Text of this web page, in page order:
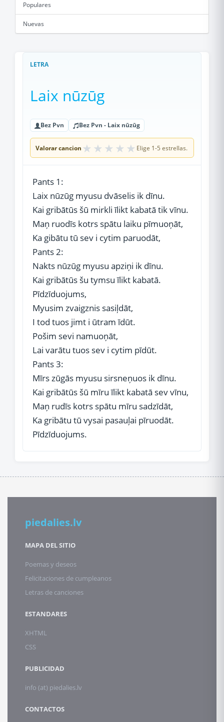
Populares
Nuevas
LETRA
Laix nūzūg
Bez Pvn Bez Pvn - Laix nūzūg
Valorar cancion ★ ★ ★ ★ ★ Elige 1-5 estrellas.
Pants 1:
Laix nūzūg myusu dvāselis ik dīnu.
Kai gribātūs šū mirkli īlikt kabatā tik vīnu.
Maņ ruodīs kotrs spātu laiku pīmuoņāt,
Ka gibātu tū sev i cytim paruodāt,
Pants 2:
Nakts nūzūg myusu apziņi ik dīnu.
Kai gribātūs šu tymsu īlikt kabatā.
Pīdzīduojums,
Myusim zvaigznis sasiļdāt,
I tod tuos jimt i ūtram īdūt.
Pošim sevi namuoņāt,
Lai varātu tuos sev i cytim pīdūt.
Pants 3:
Mīrs zūgās myusu sirsneņuos ik dīnu.
Kai gribātūs šū mīru īlikt kabatā sev vīnu,
Maņ rudīs kotrs spātu mīru sadzīdāt,
Ka gribātu tū vysai pasauļai pīruodāt.
Pīdzīduojums.
piedalies.lv
MAPA DEL SITIO
Poemas y deseos
Felicitaciones de cumpleanos
Letras de canciones
ESTANDARES
XHTML
CSS
PUBLICIDAD
info (at) piedalies.lv
CONTACTOS